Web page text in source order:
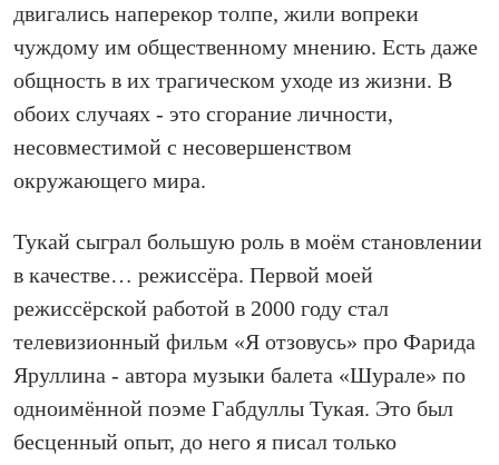
двигались наперекор толпе, жили вопреки
чуждому им общественному мнению. Есть даже
общность в их трагическом уходе из жизни. В
обоих случаях - это сгорание личности,
несовместимой с несовершенством
окружающего мира.
Тукай сыграл большую роль в моём становлении
в качестве… режиссёра. Первой моей
режиссёрской работой в 2000 году стал
телевизионный фильм «Я отзовусь» про Фарида
Яруллина - автора музыки балета «Шурале» по
одноимённой поэме Габдуллы Тукая. Это был
бесценный опыт, до него я писал только